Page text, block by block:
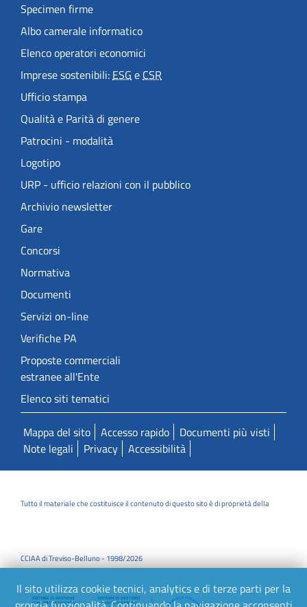
Il sito utilizza cookie tecnici, analytics e di terze parti per la
Specimen firme
Albo camerale informatico
Elenco operatori economici
Imprese sostenibili:ESGeCSR
Ufficio stampa
Qualità e Parità di genere
Patrocini - modalità
Logotipo
URP - ufficio relazioni con il pubblico
Archivio newsletter
Gare
Concorsi
Normativa
Documenti
Servizi on-line
Verifiche PA
Proposte commerciali
estranee all'Ente
Elenco siti tematici
Mappa del sito Accesso rapido
Documenti più visti
Note legali
Privacy Accessibilità
Tutto il materiale che costituisce il contenuto di questo sito è di proprietà della
CCIAA di Treviso-Belluno - 1998/2026